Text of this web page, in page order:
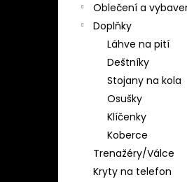
Oblečení a
Doplňky
Láhve na pití
Deštníky
Stojany na kola
Osušky
Klíčenky
Koberce
Trenažéry/Válce
Kryty na telefon